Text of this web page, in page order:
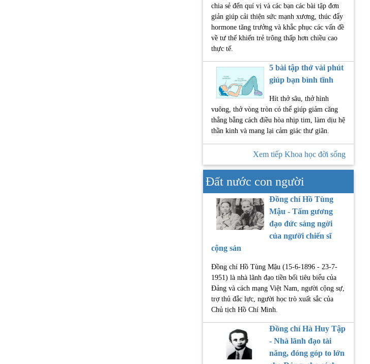
chia sẻ đến quí vị và các bạn các bài tập đơn
giản giúp cải thiện sức mạnh xương, thúc đẩy
hormone tăng trưởng và khắc phục các vấn đề
về tư thế khiến trẻ trông thấp hơn chiều cao
thực tế.
5 bài tập thở vài phút
giúp bạn bình tĩnh
Hít thở sâu, thở hình
vuông, thở vòng tròn có thể giúp giảm căng
thẳng bằng cách điều hòa nhịp tim, làm dịu hệ
thần kinh và mang lại cảm giác thư giãn.
Xem tiếp Khoa học đời sống
Đất nước con người
Đồng chí Hồ Tùng
Mậu - Tấm gương
đạo đức sáng ngời
của người chiến sĩ
cộng sản
Đồng chí Hồ Tùng Mậu (15-6-1896 - 23-7-
1951) là nhà lãnh đạo tiền bối tiêu biểu của
Đảng và cách mạng Việt Nam, người cộng sự,
trợ thủ đắc lực, người học trò xuất sắc của
Chủ tịch Hồ Chí Minh.
Đồng chí Hà Huy Tập
- Nhà lãnh đạo tài
năng, đóng góp to lớn